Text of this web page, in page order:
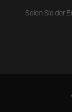
Seien Sie der